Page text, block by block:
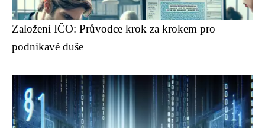
Založení IČO: Průvodce krok za krokem pro
podnikavé duše